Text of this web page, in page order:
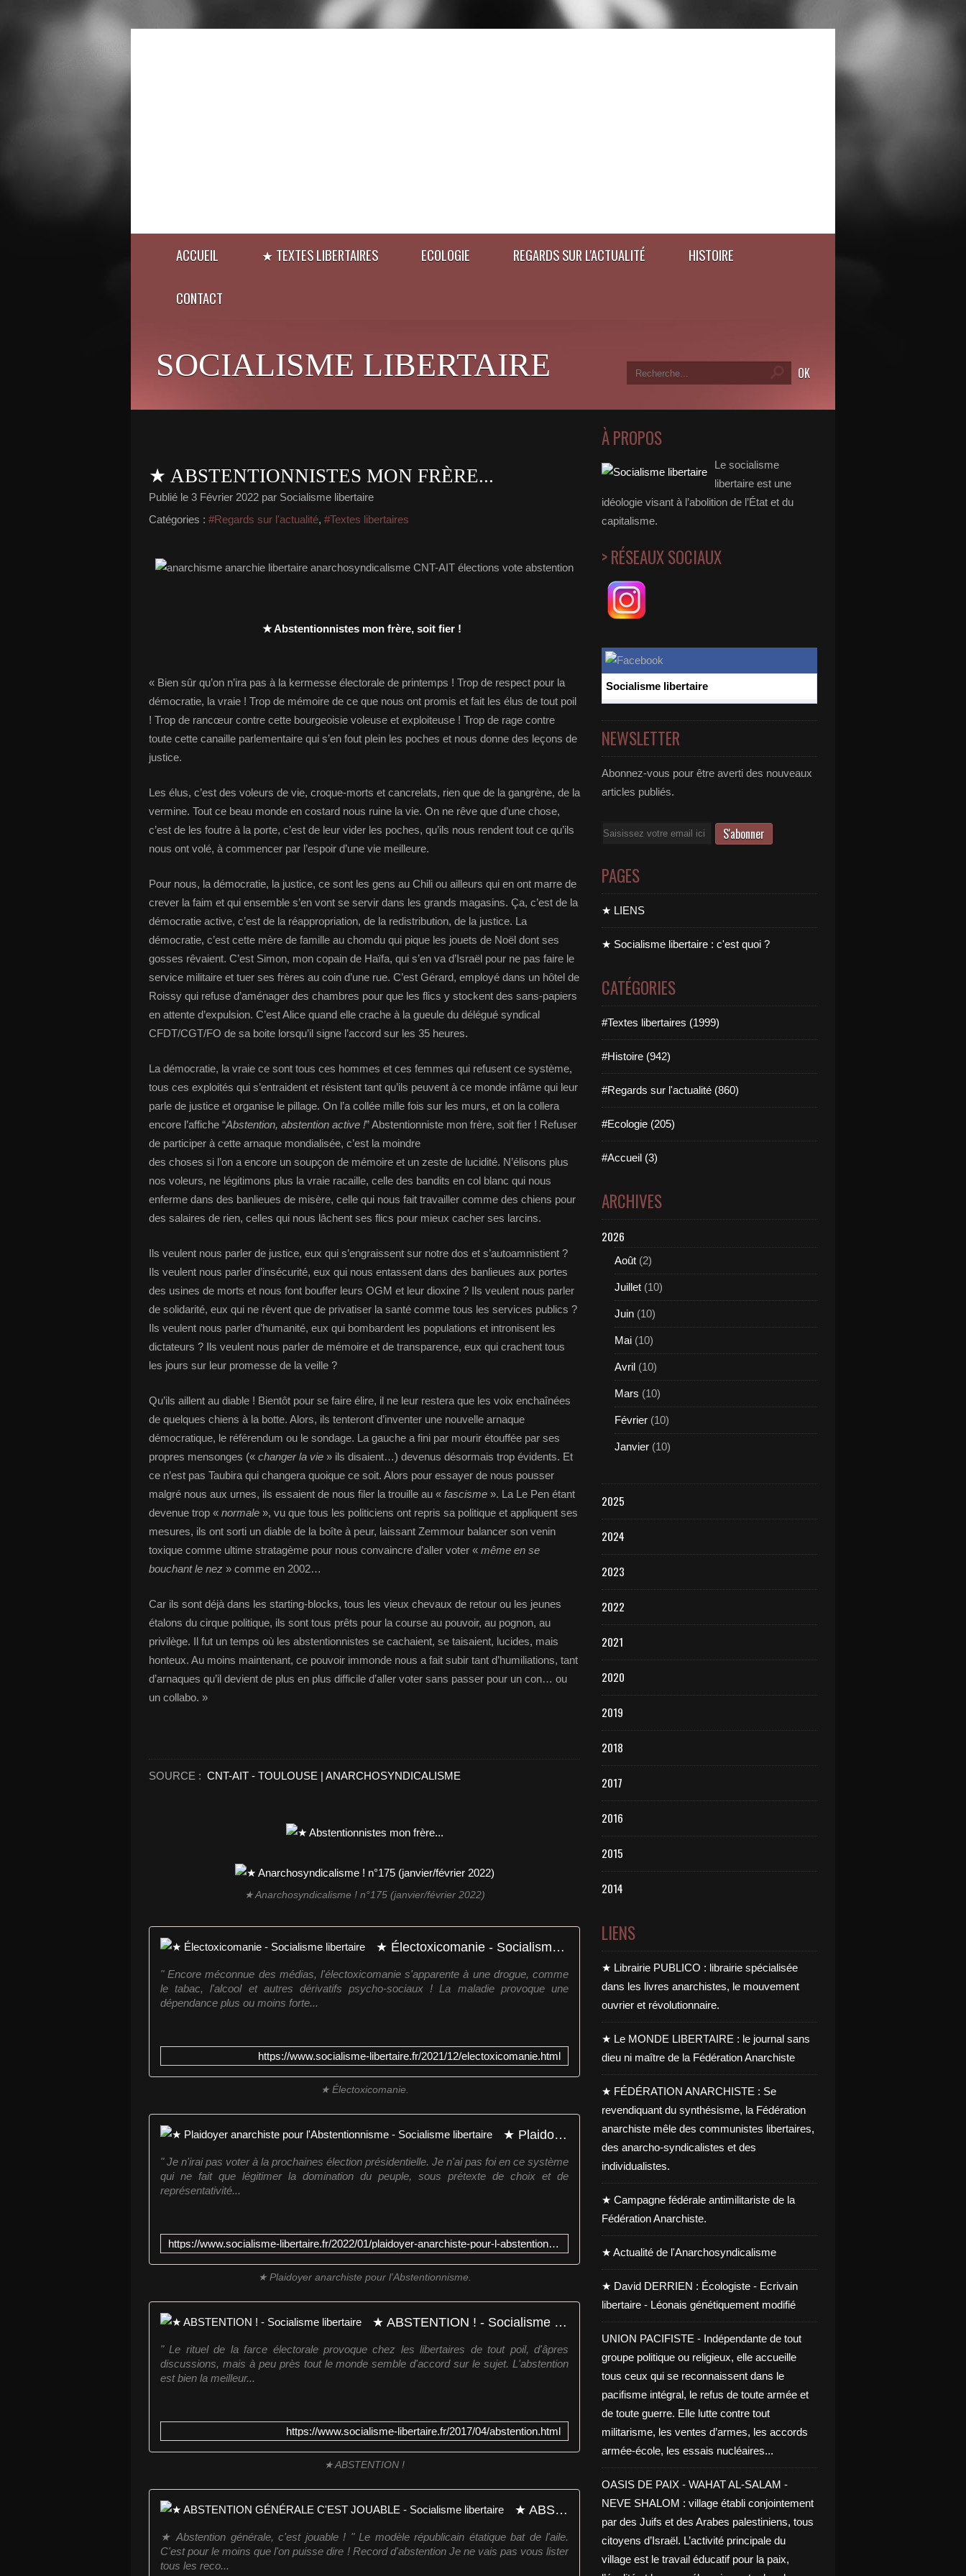
ACCUEIL ★ TEXTES LIBERTAIRES ECOLOGIE REGARDS SUR L'ACTUALITÉ HISTOIRE
CONTACT
SOCIALISME LIBERTAIRE
★ ABSTENTIONNISTES MON FRÈRE...
Publié le 3 Février 2022 par Socialisme libertaire
Catégories : #Regards sur l'actualité, #Textes libertaires
★ Abstentionnistes mon frère, soit fier !
« Bien sûr qu’on n’ira pas à la kermesse électorale de printemps ! Trop de respect pour la
démocratie, la vraie ! Trop de mémoire de ce que nous ont promis et fait les élus de tout poil
! Trop de rancœur contre cette bourgeoisie voleuse et exploiteuse ! Trop de rage contre
toute cette canaille parlementaire qui s’en fout plein les poches et nous donne des leçons de
justice.
Les élus, c’est des voleurs de vie, croque-morts et cancrelats, rien que de la gangrène, de la
vermine. Tout ce beau monde en costard nous ruine la vie. On ne rêve que d’une chose,
c’est de les foutre à la porte, c’est de leur vider les poches, qu’ils nous rendent tout ce qu’ils
nous ont volé, à commencer par l’espoir d’une vie meilleure.
Pour nous, la démocratie, la justice, ce sont les gens au Chili ou ailleurs qui en ont marre de
crever la faim et qui ensemble s’en vont se servir dans les grands magasins. Ça, c’est de la
démocratie active, c’est de la réappropriation, de la redistribution, de la justice. La
démocratie, c’est cette mère de famille au chomdu qui pique les jouets de Noël dont ses
gosses rêvaient. C’est Simon, mon copain de Haïfa, qui s’en va d’Israël pour ne pas faire le
service militaire et tuer ses frères au coin d’une rue. C’est Gérard, employé dans un hôtel de
Roissy qui refuse d’aménager des chambres pour que les flics y stockent des sans-papiers
en attente d’expulsion. C’est Alice quand elle crache à la gueule du délégué syndical
CFDT/CGT/FO de sa boite lorsqu’il signe l’accord sur les 35 heures.
La démocratie, la vraie ce sont tous ces hommes et ces femmes qui refusent ce système,
tous ces exploités qui s’entraident et résistent tant qu’ils peuvent à ce monde infâme qui leur
parle de justice et organise le pillage. On l’a collée mille fois sur les murs, et on la collera
encore l’affiche “Abstention, abstention active !” Abstentionniste mon frère, soit fier ! Refuser
de participer à cette arnaque mondialisée, c’est la moindre
des choses si l’on a encore un soupçon de mémoire et un zeste de lucidité. N’élisons plus
nos voleurs, ne légitimons plus la vraie racaille, celle des bandits en col blanc qui nous
enferme dans des banlieues de misère, celle qui nous fait travailler comme des chiens pour
des salaires de rien, celles qui nous lâchent ses flics pour mieux cacher ses larcins.
Ils veulent nous parler de justice, eux qui s’engraissent sur notre dos et s’autoamnistient ?
Ils veulent nous parler d’insécurité, eux qui nous entassent dans des banlieues aux portes
des usines de morts et nous font bouffer leurs OGM et leur dioxine ? Ils veulent nous parler
de solidarité, eux qui ne rêvent que de privatiser la santé comme tous les services publics ?
Ils veulent nous parler d’humanité, eux qui bombardent les populations et intronisent les
dictateurs ? Ils veulent nous parler de mémoire et de transparence, eux qui crachent tous
les jours sur leur promesse de la veille ?
Qu’ils aillent au diable ! Bientôt pour se faire élire, il ne leur restera que les voix enchaînées
de quelques chiens à la botte. Alors, ils tenteront d’inventer une nouvelle arnaque
démocratique, le référendum ou le sondage. La gauche a fini par mourir étouffée par ses
propres mensonges (« changer la vie » ils disaient…) devenus désormais trop évidents. Et
ce n’est pas Taubira qui changera quoique ce soit. Alors pour essayer de nous pousser
malgré nous aux urnes, ils essaient de nous filer la trouille au « fascisme ». La Le Pen étant
devenue trop « normale », vu que tous les politiciens ont repris sa politique et appliquent ses
mesures, ils ont sorti un diable de la boîte à peur, laissant Zemmour balancer son venin
toxique comme ultime stratagème pour nous convaincre d’aller voter « même en se
bouchant le nez » comme en 2002…
Car ils sont déjà dans les starting-blocks, tous les vieux chevaux de retour ou les jeunes
étalons du cirque politique, ils sont tous prêts pour la course au pouvoir, au pognon, au
privilège. Il fut un temps où les abstentionnistes se cachaient, se taisaient, lucides, mais
honteux. Au moins maintenant, ce pouvoir immonde nous a fait subir tant d’humiliations, tant
d’arnaques qu’il devient de plus en plus difficile d’aller voter sans passer pour un con… ou
un collabo. »
SOURCE : CNT-AIT - TOULOUSE | ANARCHOSYNDICALISME
★ Anarchosyndicalisme ! n°175 (janvier/février 2022)
★ Électoxicomanie - Socialisme libertaire
" Encore méconnue des médias, l'électoxicomanie s'apparente à une drogue, comme
le tabac, l'alcool et autres dérivatifs psycho-sociaux ! La maladie provoque une
dépendance plus ou moins forte...
https://www.socialisme-libertaire.fr/2021/12/electoxicomanie.html
★ Électoxicomanie.
★ Plaidoyer anarchiste pour l'Abstentionnisme - Socialisme libertaire
" Je n'irai pas voter à la prochaines élection présidentielle. Je n'ai pas foi en ce système
qui ne fait que légitimer la domination du peuple, sous prétexte de choix et de
représentativité...
https://www.socialisme-libertaire.fr/2022/01/plaidoyer-anarchiste-pour-l-abstentionnisme.html
★ Plaidoyer anarchiste pour l'Abstentionnisme.
★ ABSTENTION ! - Socialisme libertaire
" Le rituel de la farce électorale provoque chez les libertaires de tout poil, d'âpres
discussions, mais à peu près tout le monde semble d'accord sur le sujet. L'abstention
est bien la meilleur...
https://www.socialisme-libertaire.fr/2017/04/abstention.html
★ ABSTENTION !
★ ABSTENTION GÉNÉRALE C'EST JOUABLE - Socialisme libertaire
★ Abstention générale, c'est jouable ! " Le modèle républicain étatique bat de l'aile.
C'est pour le moins que l'on puisse dire ! Record d'abstention Je ne vais pas vous lister
tous les reco...
À PROPOS
Le socialisme
libertaire est une
idéologie visant à l’abolition de l’État et du
capitalisme.
> RÉSEAUX SOCIAUX
Socialisme libertaire
NEWSLETTER
Abonnez-vous pour être averti des nouveaux
articles publiés.
Email
PAGES
★ LIENS
★ Socialisme libertaire : c'est quoi ?
CATÉGORIES
#Textes libertaires (1999)
#Histoire (942)
#Regards sur l'actualité (860)
#Ecologie (205)
#Accueil (3)
ARCHIVES
2026
Août (2)
Juillet (10)
Juin (10)
Mai (10)
Avril (10)
Mars (10)
Février (10)
Janvier (10)
2025
2024
2023
2022
2021
2020
2019
2018
2017
2016
2015
2014
LIENS
★ Librairie PUBLICO : librairie spécialisée
dans les livres anarchistes, le mouvement
ouvrier et révolutionnaire.
★ Le MONDE LIBERTAIRE : le journal sans
dieu ni maître de la Fédération Anarchiste
★ FÉDÉRATION ANARCHISTE : Se
revendiquant du synthésisme, la Fédération
anarchiste mêle des communistes libertaires,
des anarcho-syndicalistes et des
individualistes.
★ Campagne fédérale antimilitariste de la
Fédération Anarchiste.
★ Actualité de l'Anarchosyndicalisme
★ David DERRIEN : Écologiste - Ecrivain
libertaire - Léonais génétiquement modifié
UNION PACIFISTE - Indépendante de tout
groupe politique ou religieux, elle accueille
tous ceux qui se reconnaissent dans le
pacifisme intégral, le refus de toute armée et
de toute guerre. Elle lutte contre tout
militarisme, les ventes d’armes, les accords
armée-école, les essais nucléaires...
OASIS DE PAIX - WAHAT AL-SALAM -
NEVE SHALOM : village établi conjointement
par des Juifs et des Arabes palestiniens, tous
citoyens d’Israël. L’activité principale du
village est le travail éducatif pour la paix,